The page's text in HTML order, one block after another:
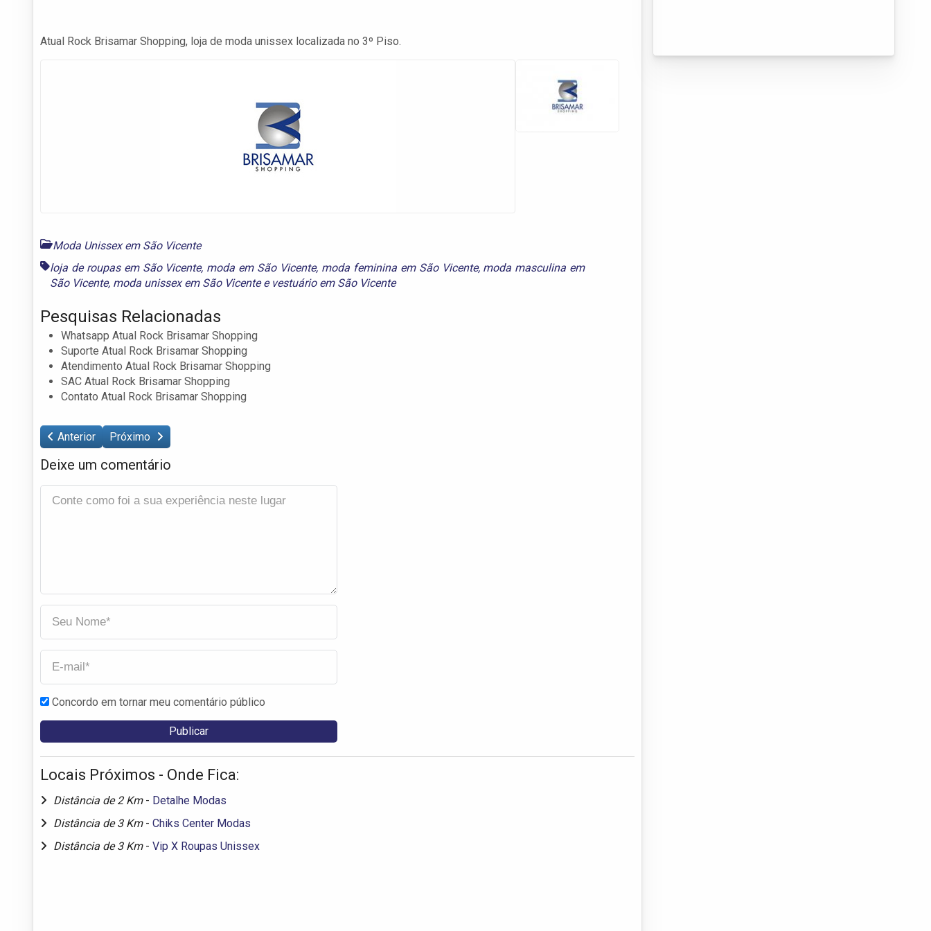
Atual Rock Brisamar Shopping, loja de moda unissex localizada no 3º Piso.
Moda Unissex em São Vicente
loja de roupas em São Vicente, moda em São Vicente, moda feminina em São Vicente, moda masculina em
São Vicente, moda unissex em São Vicentee vestuário em São Vicente
Pesquisas Relacionadas
Whatsapp Atual Rock Brisamar Shopping
Suporte Atual Rock Brisamar Shopping
Atendimento Atual Rock Brisamar Shopping
SAC Atual Rock Brisamar Shopping
Contato Atual Rock Brisamar Shopping
Anterior Próximo
Deixe um comentário
Concordo em tornar meu comentário público
Locais Próximos - Onde Fica:
Distância de 2 Km - Detalhe Modas
Distância de 3 Km - Chiks Center Modas
Distância de 3 Km - Vip X Roupas Unissex